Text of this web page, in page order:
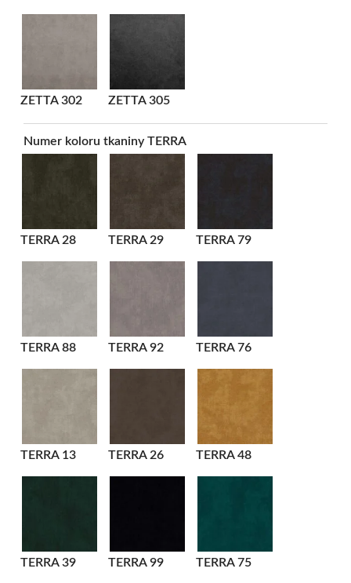
ZETTA 302 ZETTA 305
Numer koloru tkaniny TERRA
TERRA 28 TERRA 29 TERRA 79
TERRA 88 TERRA 92 TERRA 76
TERRA 13 TERRA 26 TERRA 48
TERRA 39 TERRA 99 TERRA 75